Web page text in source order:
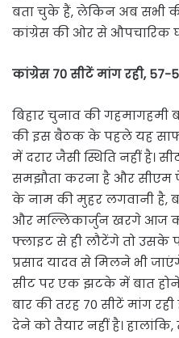
बता चुके हैं, लेकिन अब सभी
कांग्रेस की ओर से औपचारिक
कांग्रेस 70 सीटें मांग रही, 57-
बिहार चुनाव की गहमागहमी
की इस बैठक के पहले यह साफ
में दरार जैसी स्थिति नहीं है।
समझौता करना है और सीएम
के नाम की मुहर लगवानी है,
और मल्लिकार्जुन खरगे आज
फ्लाइट से ही लौटेंगे तो उसके
प्रसाद यादव से मिलने भी
सीट पर एक झटके में बात होने
बार की तरह 70 सीटें मांग
देने को तैयार नहीं है।